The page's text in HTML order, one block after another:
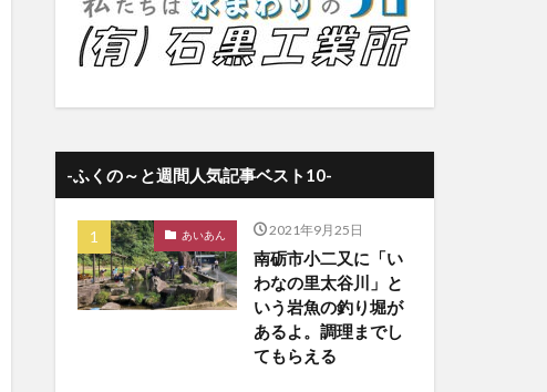
-ふくの～と週間人気記事ベスト10-
あいあん 2021年9月25日
南砺市小二又に「い
わなの里太谷川」と
いう岩魚の釣り堀が
あるよ。調理までし
てもらえる